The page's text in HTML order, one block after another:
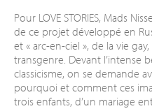
Pour LOVE STORIES, Mads
de ce projet développé en
et « arc-en-ciel », de la vie
transgenre. Devant l’intense
classicisme, on se demande
pourquoi et comment ces
trois enfants, d’un mariage